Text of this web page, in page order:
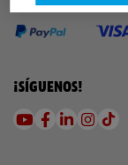
¡SÍGUENOS!